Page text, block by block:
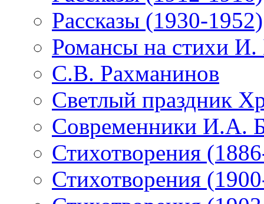
Рассказы (1930-1952)
Романсы на стихи И.
С.В. Рахманинов
Светлый праздник
Современники И.А.
Стихотворения
Стихотворения